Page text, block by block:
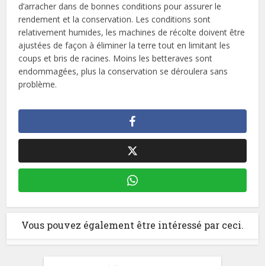
d’arracher dans de bonnes conditions pour assurer le
rendement et la conservation. Les conditions sont
relativement humides, les machines de récolte doivent être
ajustées de façon à éliminer la terre tout en limitant les
coups et bris de racines. Moins les betteraves sont
endommagées, plus la conservation se déroulera sans
problème.
Vous pouvez également être intéressé par ceci.